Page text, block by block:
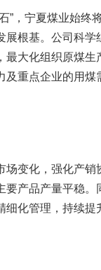
”，宁夏煤业始
展根基。公司科
最大化组织原煤
重点企业的用煤
场变化，强化产
要产品产量平稳
细化管理，持续